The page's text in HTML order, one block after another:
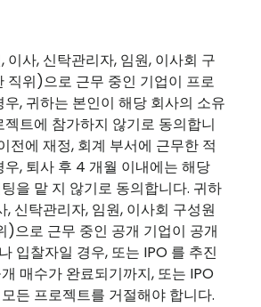
이사, 신탁관리자, 임원, 이사회 구
직위)으로 근무 중인 기업이 프로
, 귀하는 본인이 해당 회사의 소유
트에 참가하지 않기로 동의합니
전에 재정, 회계 부서에 근무한 적
우, 퇴사 후 4 개월 이내에는 해당
을 맡 지 않기로 동의합니다. 귀하
, 신탁관리자, 임원, 이사회 구성원
)으로 근무 중인 공개 기업이 공개
입찰자일 경우, 또는 IPO 를 추진
매수가 완료되기까지, 또는 IPO
든 프로젝트를 거절해야 합니다.